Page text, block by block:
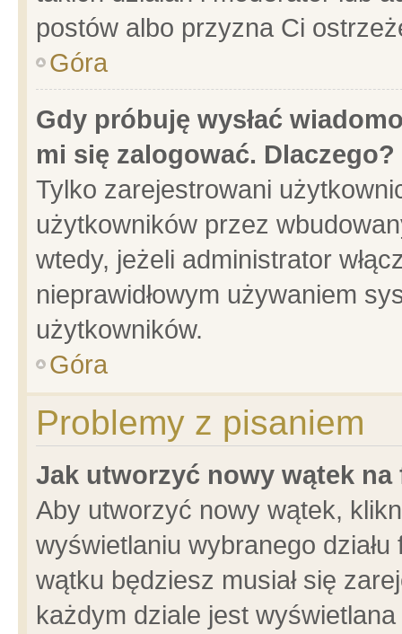
postów albo przyzna Ci
Góra
Gdy próbuję wysłać
mi się zalogować. Dlaczego?
Tylko zarejestrowani
użytkowników przez
wtedy, jeżeli administrator
nieprawidłowym używaniem
użytkowników.
Góra
Problemy z pisaniem
Jak utworzyć nowy wątek na
Aby utworzyć nowy wątek,
wyświetlaniu wybranego
wątku będziesz musiał się
każdym dziale jest